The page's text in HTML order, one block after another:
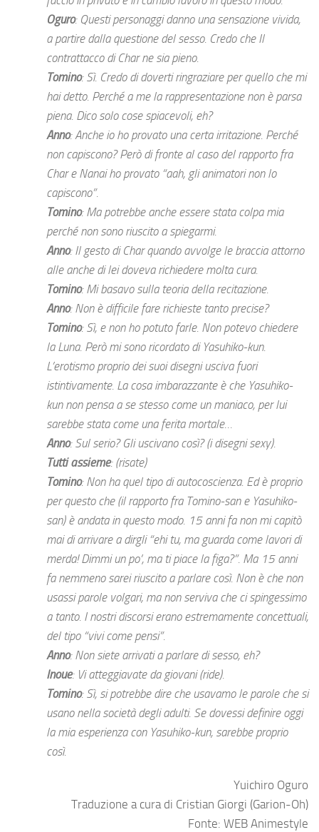
Oguro: Questi personaggi danno una sensazione vivida,
a partire dalla questione del sesso. Credo che Il
contrattacco di Char ne sia pieno.
Tomino: Sì. Credo di doverti ringraziare per quello che mi
hai detto. Perché a me la rappresentazione non è parsa
piena. Dico solo cose spiacevoli, eh?
Anno: Anche io ho provato una certa irritazione. Perché
non capiscono? Però di fronte al caso del rapporto fra
Char e Nanai ho provato “aah, gli animatori non lo
capiscono”.
Tomino: Ma potrebbe anche essere stata colpa mia
perché non sono riuscito a spiegarmi.
Anno: Il gesto di Char quando avvolge le braccia attorno
alle anche di lei doveva richiedere molta cura.
Tomino: Mi basavo sulla teoria della recitazione.
Anno: Non è difficile fare richieste tanto precise?
Tomino: Sì, e non ho potuto farle. Non potevo chiedere
la Luna. Però mi sono ricordato di Yasuhiko-kun.
L’erotismo proprio dei suoi disegni usciva fuori
istintivamente. La cosa imbarazzante è che Yasuhiko-
kun non pensa a se stesso come un maniaco, per lui
sarebbe stata come una ferita mortale…
Anno: Sul serio? Gli uscivano così? (i disegni sexy).
Tutti assieme: (risate)
Tomino: Non ha quel tipo di autocoscienza. Ed è proprio
per questo che (il rapporto fra Tomino-san e Yasuhiko-
san) è andata in questo modo. 15 anni fa non mi capitò
mai di arrivare a dirgli “ehi tu, ma guarda come lavori di
merda! Dimmi un po’, ma ti piace la figa?”. Ma 15 anni
fa nemmeno sarei riuscito a parlare così. Non è che non
usassi parole volgari, ma non serviva che ci spingessimo
a tanto. I nostri discorsi erano estremamente concettuali,
del tipo “vivi come pensi”.
Anno: Non siete arrivati a parlare di sesso, eh?
Inoue: Vi atteggiavate da giovani (ride).
Tomino: Sì, si potrebbe dire che usavamo le parole che si
usano nella società degli adulti. Se dovessi definire oggi
la mia esperienza con Yasuhiko-kun, sarebbe proprio
così.
Yuichiro Oguro
Traduzione a cura di Cristian Giorgi (Garion-Oh)
Fonte: WEB Animestyle